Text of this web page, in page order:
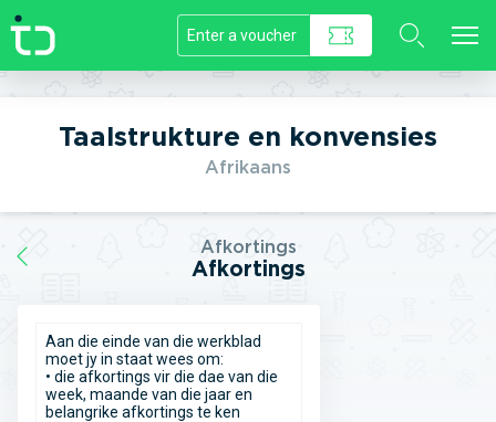
//]]>
Taalstrukture en konvensies
Afrikaans
Afkortings
Afkortings
Aan die einde van die werkblad
moet jy in staat wees om:
• die afkortings vir die dae van die
week, maande van die jaar en
belangrike afkortings te ken